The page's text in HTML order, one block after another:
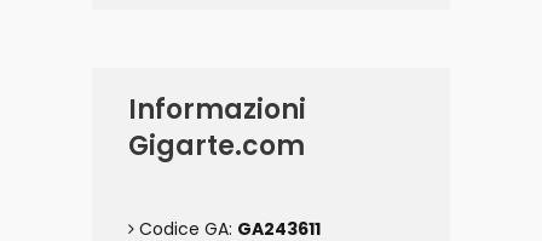
Informazioni
Gigarte.com
Codice GA: GA243611